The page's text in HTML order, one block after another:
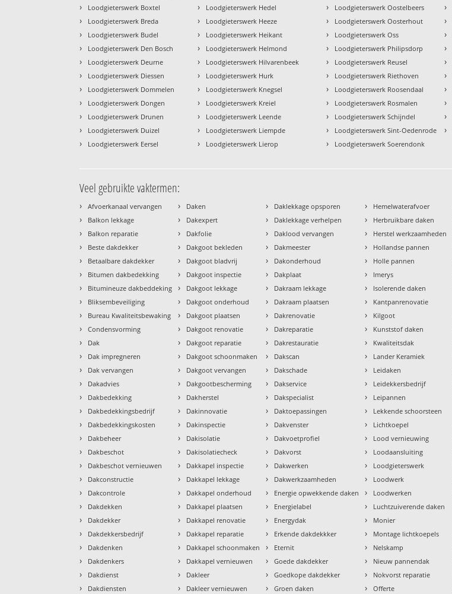
› Loodgieterswerk Boxtel
› Loodgieterswerk Breda
› Loodgieterswerk Budel
› Loodgieterswerk Den Bosch
› Loodgieterswerk Deurne
› Loodgieterswerk Diessen
› Loodgieterswerk Dommelen
› Loodgieterswerk Dongen
› Loodgieterswerk Drunen
› Loodgieterswerk Duizel
› Loodgieterswerk Eersel
› Loodgieterswerk Hedel
› Loodgieterswerk Heeze
› Loodgieterswerk Heikant
› Loodgieterswerk Helmond
› Loodgieterswerk Hilvarenbeek
› Loodgieterswerk Hurk
› Loodgieterswerk Knegsel
› Loodgieterswerk Kreiel
› Loodgieterswerk Leende
› Loodgieterswerk Liempde
› Loodgieterswerk Lierop
› Loodgieterswerk Oostelbeers
› Loodgieterswerk Oosterhout
› Loodgieterswerk Oss
› Loodgieterswerk Philipsdorp
› Loodgieterswerk Reusel
› Loodgieterswerk Riethoven
› Loodgieterswerk Roosendaal
› Loodgieterswerk Rosmalen
› Loodgieterswerk Schijndel
› Loodgieterswerk Sint-Oedenrode
› Loodgieterswerk Soerendonk
›
›
›
›
›
›
›
›
›
›
Veel gebruikte vaktermen:
› Afvoerkanaal vervangen
› Balkon lekkage
› Balkon reparatie
› Beste dakdekker
› Betaalbare dakdekker
› Bitumen dakbedekking
› Bitumineuze dakbeddeking
› Bliksembeveiliging
› Bureau Kwaliteitsbewaking
› Condensvorming
› Dak
› Dak impregneren
› Dak vervangen
› Dakadvies
› Dakbedekking
› Dakbedekkingsbedrijf
› Dakbedekkingskosten
› Dakbeheer
› Dakbeschot
› Dakbeschot vernieuwen
› Dakconstructie
› Dakcontrole
› Dakdekken
› Dakdekker
› Dakdekkersbedrijf
› Dakdenken
› Dakdenkers
› Dakdienst
› Dakdiensten
› Daken
› Dakexpert
› Dakfolie
› Dakgoot bekleden
› Dakgoot bladvrij
› Dakgoot inspectie
› Dakgoot lekkage
› Dakgoot onderhoud
› Dakgoot plaatsen
› Dakgoot renovatie
› Dakgoot reparatie
› Dakgoot schoonmaken
› Dakgoot vervangen
› Dakgootbescherming
› Dakherstel
› Dakinnovatie
› Dakinspectie
› Dakisolatie
› Dakisolatiecheck
› Dakkapel inspectie
› Dakkapel lekkage
› Dakkapel onderhoud
› Dakkapel plaatsen
› Dakkapel renovatie
› Dakkapel reparatie
› Dakkapel schoonmaken
› Dakkapel vernieuwen
› Dakleer
› Dakleer vernieuwen
› Daklekkage opsporen
› Daklekkage verhelpen
› Daklood vervangen
› Dakmeester
› Dakonderhoud
› Dakplaat
› Dakraam lekkage
› Dakraam plaatsen
› Dakrenovatie
› Dakreparatie
› Dakrestauratie
› Dakscan
› Dakschade
› Dakservice
› Dakspecialist
› Daktoepassingen
› Dakvenster
› Dakvoetprofiel
› Dakvorst
› Dakwerken
› Dakwerkzaamheden
› Energie opwekkende daken
› Energielabel
› Energydak
› Erkende dakdekkker
› Eternit
› Goede dakdekker
› Goedkope dakdekker
› Groen daken
› Hemelwaterafvoer
› Herbruikbare daken
› Herstel werkzaamheden
› Hollandse pannen
› Holle pannen
› Imerys
› Isolerende daken
› Kantpanrenovatie
› Kilgoot
› Kunststof daken
› Kwaliteitsdak
› Lander Keramiek
› Leidaken
› Leidekkersbedrijf
› Leipannen
› Lekkende schoorsteen
› Lichtkoepel
› Lood vernieuwing
› Loodaansluiting
› Loodgieterswerk
› Loodwerk
› Loodwerken
› Luchtzuiverende daken
› Monier
› Montage lichtkoepels
› Nelskamp
› Nieuw pannendak
› Nokvorst reparatie
› Offerte